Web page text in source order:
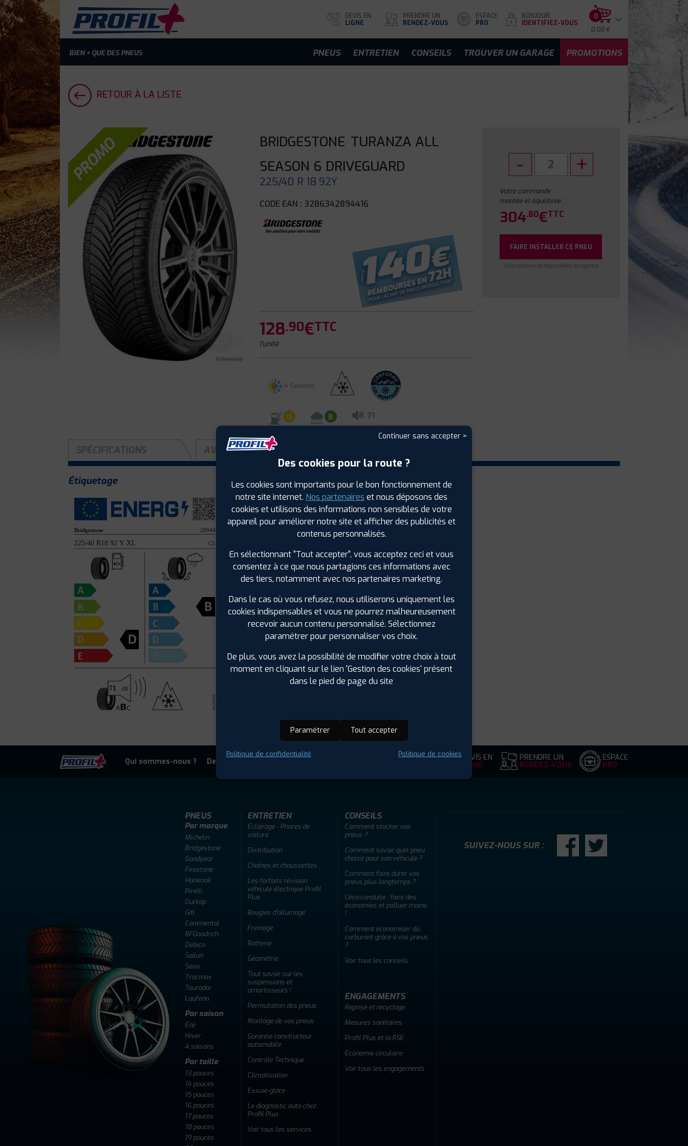
BIEN + QUE DES PNEUS
DEVIS EN
LIGNE
PRENDRE UN
RENDEZ-VOUS
ESPACE
PRO
BONJOUR,
IDENTIFIEZ-VOUS
0
0.00 €
PNEUS ENTRETIEN CONSEILS TROUVER UN GARAGE PROMOTIONS
RETOUR À LA LISTE
PROMO BRIDGESTONE TURANZA ALL
SEASON 6 DRIVEGUARD
225/40 R 18 92Y
CODE EAN : 3286342894416
128.90€TTC
l'unité
4 Saisons
D B B 71
Votre commande
montée et équilibrée :
304.80€TTC
FAIRE INSTALLER CE PNEU
Sous réserve de disponibilité en agence
SPÉCIFICATIONS AVIS CLIENTS
Étiquetage
Saison : 4 Saisons
Runflat :Oui
Largeur :225
Charge :92
Vitesse :Y
Bruit de roulement externe :71
Résistance au roulement :D
Adhérence sur sol mouillé :B
Code EAN :3286342894416
Qui sommes-nous ? Devenir adherent DEVIS EN
LIGNE
PRENDRE UN
RENDEZ-VOUS
ESPACE
PRO
PNEUS
Par marque
Michelin
Bridgestone
Goodyear
Firestone
Hankook
Pirelli
Dunlop
Giti
Continental
BFGoodrich
Debica
Sailun
Sava
Tracmax
Tourador
Laufenn
Par saison
Été
Hiver
4 saisons
Par taille
13 pouces
14 pouces
15 pouces
16 pouces
17 pouces
18 pouces
19 pouces
ENTRETIEN
Éclairage - Phares de
voiture
Distribution
Chaînes et chaussettes
Les forfaits révision
véhicule électrique Profil
Plus
Bougies d'allumage
Freinage
Batterie
Géométrie
Tout savoir sur les
suspensions et
amortisseurs !
Permutation des pneus
Montage de vos pneus
Garantie constructeur
automobile
Contrôle Technique
Climatisation
Essuie-glace
Le diagnostic auto chez
Profil Plus
Voir tous les services
CONSEILS
Comment stocker vos
pneus ?
Comment savoir quel pneu
choisir pour son véhicule ?
Comment faire durer vos
pneus plus longtemps ?
L'éco-conduite : faire des
économies et polluer moins
!
Comment économiser du
carburant grâce à vos pneus
?
Voir tous les conseils
ENGAGEMENTS
Reprise et recyclage
Mesures sanitaires
Profil Plus et la RSE
Économie circulaire
Voir tous les engagements
SUIVEZ-NOUS SUR :
Continuer sans accepter >
Des cookies pour la route ?
Les cookies sont importants pour le bon fonctionnement de
notre site internet. Nos partenaires et nous déposons des
cookies et utilisons des informations non sensibles de votre
appareil pour améliorer notre site et afficher des publicités et
contenus personnalisés.
En sélectionnant "Tout accepter", vous acceptez ceci et vous
consentez à ce que nous partagions ces informations avec
des tiers, notamment avec nos partenaires marketing.
Dans le cas où vous refusez, nous utiliserons uniquement les
cookies indispensables et vous ne pourrez malheureusement
recevoir aucun contenu personnalisé. Sélectionnez
paramétrer pour personnaliser vos choix.
De plus, vous avez la possibilité de modifier votre choix à tout
moment en cliquant sur le lien 'Gestion des cookies' présent
dans le pied de page du site
Paramétrer Tout accepter
Politique de confidentialité Politique de cookies